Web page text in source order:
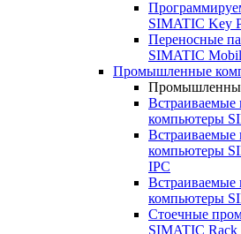
SIMATIC Key
Переносные
SIMATIC
Промышленные
компьютеры
компьютеры
IPC
компьютеры
Стоечные
SIMATIC Rack